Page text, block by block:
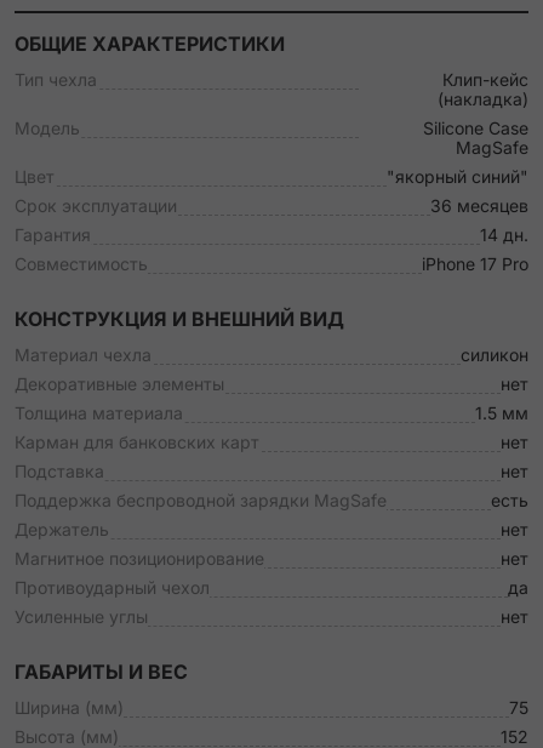
ОБЩИЕ ХАРАКТЕРИСТИКИ
Тип чехла
Клип-кейс
(накладка)
Модель
Silicone Case
MagSafe
Цвет
"якорный синий"
Срок эксплуатации
36 месяцев
Гарантия
14 дн.
Совместимость
iPhone 17 Pro
КОНСТРУКЦИЯ И ВНЕШНИЙ ВИД
Материал чехла
силикон
Декоративные элементы
нет
Толщина материала
1.5 мм
Карман для банковских карт
нет
Подставка
нет
Поддержка беспроводной зарядки MagSafe
есть
Держатель
нет
Магнитное позиционирование
нет
Противоударный чехол
да
Усиленные углы
нет
ГАБАРИТЫ И ВЕС
Ширина (мм)
75
Высота (мм)
152